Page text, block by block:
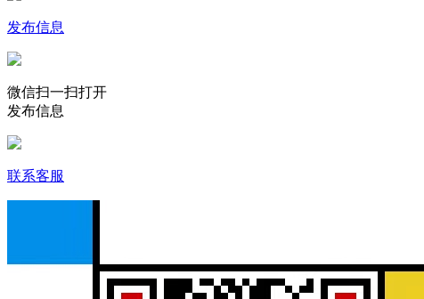
发布信息
微信扫一扫打开
发布信息
联系客服